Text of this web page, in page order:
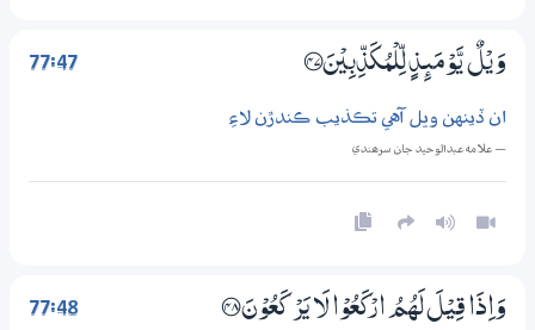
77:47 وَيْلٌ يَّوْمَىِٕذٍ لِّلْمُكَذِّبِيْنَ ؀47
ان ڏينهن ويل آهي تڪذيب ڪندڙن لاءِ
— علامه عبدالوحيد جان سرھندي
77:48 وَاِذَا قِيْلَ لَهُمُ ارْكَعُوْا لَا يَرْكَعُوْنَ ؀48